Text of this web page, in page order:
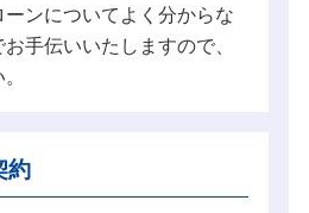
ンについてよく分からな
手伝いいたしますので、
約